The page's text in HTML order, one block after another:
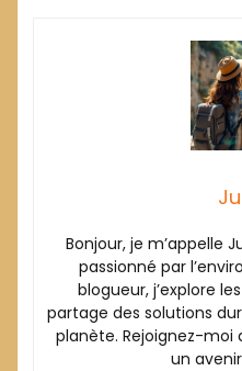
Bonjour, je m’appelle
passionné par
blogueur, j’explore
partage des solutions
planète. Rejoignez-
un